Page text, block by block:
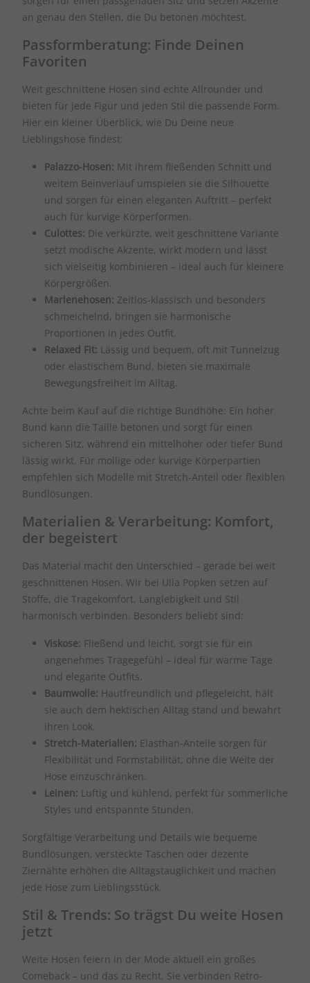
an genau den Stellen, die Du betonen möchtest.
Passformberatung: Finde Deinen
Favoriten
Weit geschnittene Hosen sind echte Allrounder und
bieten für jede Figur und jeden Stil die passende Form.
Hier ein kleiner Überblick, wie Du Deine neue
Lieblingshose findest:
Palazzo-Hosen: Mit ihrem fließenden Schnitt und
weitem Beinverlauf umspielen sie die Silhouette
und sorgen für einen eleganten Auftritt – perfekt
auch für kurvige Körperformen.
Culottes: Die verkürzte, weit geschnittene Variante
setzt modische Akzente, wirkt modern und lässt
sich vielseitig kombinieren – ideal auch für kleinere
Körpergrößen.
Marlenehosen: Zeitlos-klassisch und besonders
schmeichelnd, bringen sie harmonische
Proportionen in jedes Outfit.
Relaxed Fit: Lässig und bequem, oft mit Tunnelzug
oder elastischem Bund, bieten sie maximale
Bewegungsfreiheit im Alltag.
Achte beim Kauf auf die richtige Bundhöhe: Ein hoher
Bund kann die Taille betonen und sorgt für einen
sicheren Sitz, während ein mittelhoher oder tiefer Bund
lässig wirkt. Für mollige oder kurvige Körperpartien
empfehlen sich Modelle mit Stretch-Anteil oder flexiblen
Bundlösungen.
Materialien & Verarbeitung: Komfort,
der begeistert
Das Material macht den Unterschied – gerade bei weit
geschnittenen Hosen. Wir bei Ulla Popken setzen auf
Stoffe, die Tragekomfort, Langlebigkeit und Stil
harmonisch verbinden. Besonders beliebt sind:
Viskose: Fließend und leicht, sorgt sie für ein
angenehmes Tragegefühl – ideal für warme Tage
und elegante Outfits.
Baumwolle: Hautfreundlich und pflegeleicht, hält
sie auch dem hektischen Alltag stand und bewahrt
ihren Look.
Stretch-Materialien: Elasthan-Anteile sorgen für
Flexibilität und Formstabilität, ohne die Weite der
Hose einzuschränken.
Leinen: Luftig und kühlend, perfekt für sommerliche
Styles und entspannte Stunden.
Sorgfältige Verarbeitung und Details wie bequeme
Bundlösungen, versteckte Taschen oder dezente
Ziernähte erhöhen die Alltagstauglichkeit und machen
jede Hose zum Lieblingsstück.
Stil & Trends: So trägst Du weite Hosen
jetzt
Weite Hosen feiern in der Mode aktuell ein großes
Comeback – und das zu Recht. Sie verbinden Retro-